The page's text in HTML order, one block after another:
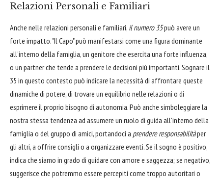
Relazioni Personali e Familiari
Anche nelle relazioni personali e familiari, il numero 35può avere un
forte impatto. "Il Capo" può manifestarsi come una figura dominante
all'interno della famiglia, un genitore che esercita una forte influenza,
o un partner che tende a prendere le decisioni più importanti. Sognare il
35 in questo contesto può indicare la necessità di affrontare queste
dinamiche di potere, di trovare un equilibrio nelle relazioni o di
esprimere il proprio bisogno di autonomia. Può anche simboleggiare la
nostra stessa tendenza ad assumere un ruolo di guida all'interno della
famiglia o del gruppo di amici, portandoci a prendere responsabilitàper
gli altri, a offrire consigli o a organizzare eventi. Se il sogno è positivo,
indica che siamo in grado di guidare con amore e saggezza; se negativo,
suggerisce che potremmo essere percepiti come troppo autoritari o